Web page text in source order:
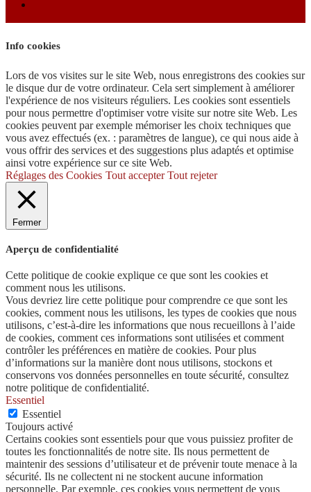
Info cookies
Lors de vos visites sur le site Web, nous enregistrons des cookies sur
le disque dur de votre ordinateur. Cela sert simplement à améliorer
l'expérience de nos visiteurs réguliers. Les cookies sont essentiels
pour nous permettre d'optimiser votre visite sur notre site Web. Les
cookies peuvent par exemple mémoriser les choix techniques que
vous avez effectués (ex. : paramètres de langue), ce qui nous aide à
vous offrir des services et des suggestions plus adaptés et optimise
ainsi votre expérience sur ce site Web.
Réglages des Cookies Tout accepter Tout rejeter
Fermer
Aperçu de confidentialité
Cette politique de cookie explique ce que sont les cookies et
comment nous les utilisons.
Vous devriez lire cette politique pour comprendre ce que sont les
cookies, comment nous les utilisons, les types de cookies que nous
utilisons, c’est-à-dire les informations que nous recueillons à l’aide
de cookies, comment ces informations sont utilisées et comment
contrôler les préférences en matière de cookies. Pour plus
d’informations sur la manière dont nous utilisons, stockons et
conservons vos données personnelles en toute sécurité, consultez
notre politique de confidentialité.
Essentiel
Essentiel
Toujours activé
Certains cookies sont essentiels pour que vous puissiez profiter de
toutes les fonctionnalités de notre site. Ils nous permettent de
maintenir des sessions d’utilisateur et de prévenir toute menace à la
sécurité. Ils ne collectent ni ne stockent aucune information
personnelle. Par exemple, ces cookies vous permettent de vous